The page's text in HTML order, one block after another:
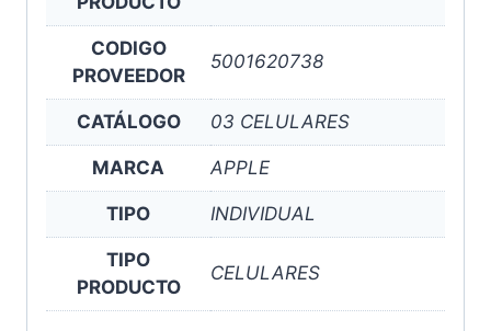
CODIGO
PROVEEDOR
5001620738
CATÁLOGO 03 CELULARES
MARCA APPLE
TIPO INDIVIDUAL
TIPO
PRODUCTO
CELULARES